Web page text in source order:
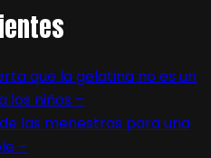
que la gelatina no es un
los niños –
las menestras para una
–